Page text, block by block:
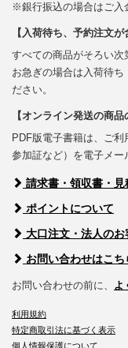
※銀行振込の場合はご入
【入荷待ち、予約注文が
すべての商品がそろい次
お急ぎの場合は入荷待ち
ださい。
【オンライン発送の商品
PDF版電子書籍は、ご利
参加証など）を電子メー
請求書・領収書・
ポイントについて
大口注文・法人のお
お問い合わせはこち
お問い合わせの前に、 よ
利用規約
特定商取引法に基づく表示
個人情報保護について